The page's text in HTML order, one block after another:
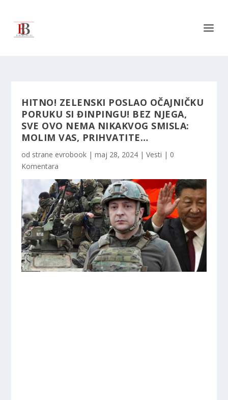
HITNO! ZELENSKI POSLAO OČAJNIČKU
PORUKU SI ĐINPINGU! BEZ NJEGA,
SVE OVO NEMA NIKAKVOG SMISLA:
MOLIM VAS, PRIHVATITE…
od strane evrobook |maj 28, 2024 |Vesti | 0
Komentara